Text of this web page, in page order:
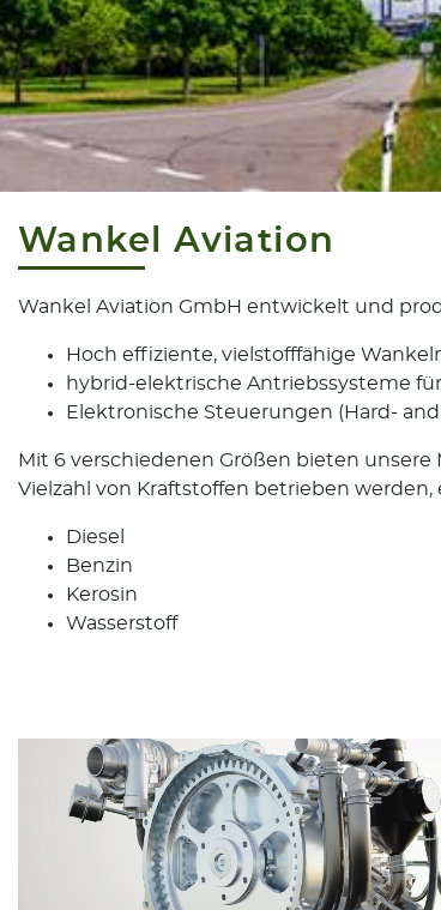
Wankel Aviation
Wankel Aviation GmbH entwickelt und
Hoch effiziente, vielstofffähige
hybrid-elektrische Antriebssysteme
Elektronische Steuerungen (Hard-
Mit 6 verschiedenen Größen bieten
Vielzahl von Kraftstoffen betrieben werden,
Diesel
Benzin
Kerosin
Wasserstoff